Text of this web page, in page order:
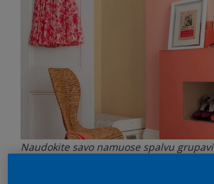
Naudokite savo namuose spalvu